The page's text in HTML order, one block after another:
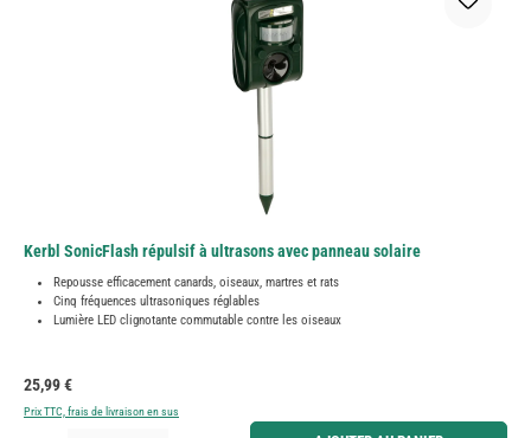
Kerbl SonicFlash répulsif à ultrasons avec panneau solaire
Repousse efficacement canards, oiseaux, martres et rats
Cinq fréquences ultrasoniques réglables
Lumière LED clignotante commutable contre les oiseaux
Prix régulier :
25,99 €
Prix TTC, frais de livraison en sus
Quantité de produit : Entrez la quantité souhaitée ou utilisez les boutons pour augmenter ou